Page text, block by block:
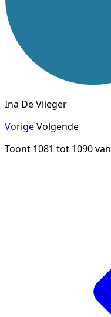
Ina De Vlieger
VorigeVolgende
Toont 1081 tot 1090van